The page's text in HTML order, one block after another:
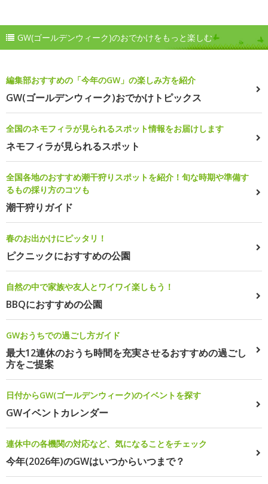
GW(ゴールデンウィーク)のおでかけをもっと楽しむ
編集部おすすめの「今年のGW」の楽しみ方を紹介
GW(ゴールデンウィーク)おでかけトピックス
全国のネモフィラが見られるスポット情報をお届けします
ネモフィラが見られるスポット
全国各地のおすすめ潮干狩りスポットを紹介！旬な時期や準備す
るもの採り方のコツも
潮干狩りガイド
春のお出かけにピッタリ！
ピクニックにおすすめの公園
自然の中で家族や友人とワイワイ楽しもう！
BBQにおすすめの公園
GWおうちでの過ごし方ガイド
最大12連休のおうち時間を充実させるおすすめの過ごし
方をご提案
日付からGW(ゴールデンウィーク)のイベントを探す
GWイベントカレンダー
連休中の各機関の対応など、気になることをチェック
今年(2026年)のGWはいつからいつまで？